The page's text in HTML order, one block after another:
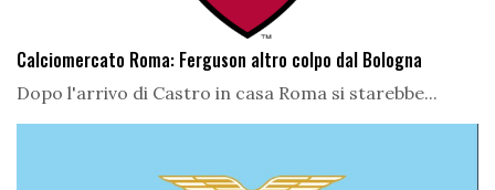
Calciomercato Roma: Ferguson altro colpo dal Bologna
Dopo l'arrivo di Castro in casa Roma si starebbe...